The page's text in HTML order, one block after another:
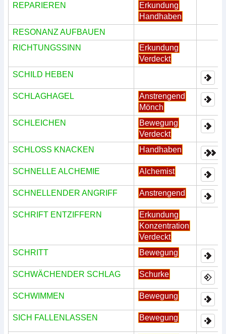
REPARIEREN
Erkundung
Handhaben
RESONANZ AUFBAUEN
RICHTUNGSSINN
Erkundung
Verdeckt
SCHILD HEBEN
SCHLAGHAGEL
Anstrengend
Mönch
SCHLEICHEN
Bewegung
Verdeckt
SCHLOSS KNACKEN
Handhaben
SCHNELLE ALCHEMIE Alchemist
SCHNELLENDER ANGRIFF Anstrengend
SCHRIFT ENTZIFFERN
Erkundung
Konzentration
Verdeckt
SCHRITT
Bewegung
SCHWÄCHENDER SCHLAG Schurke
SCHWIMMEN Bewegung
SICH FALLENLASSEN Bewegung